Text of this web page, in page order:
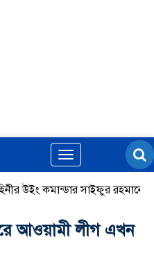
Toggle
navigation
উইং কমান্ডার সাইফুর রহমানের বিরুদ্ধে
আওয়ামী লীগ এখন